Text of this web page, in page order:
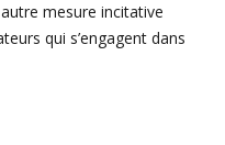
mesure incitative
qui s’engagent dans